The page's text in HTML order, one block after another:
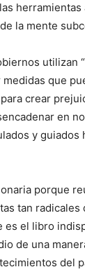
la mente
utilizan
que
crear
en
y guiados
porque
tan radicales
es el libro
de una
del